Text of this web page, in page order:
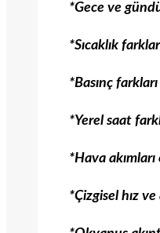
*Gece ve
*Sıcaklık
*Basınç
*Yerel saat
*Hava akımları
*Çizgisel hız ve